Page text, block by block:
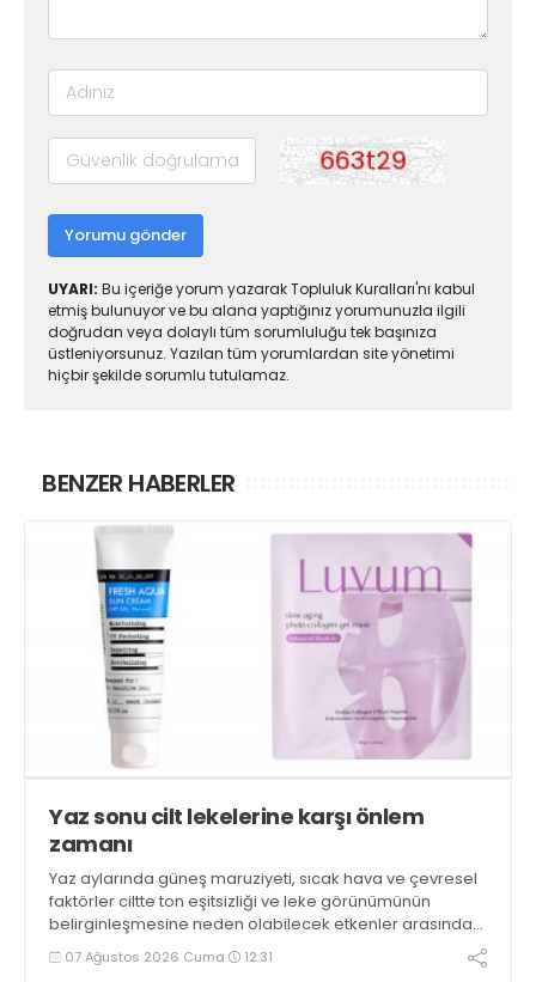
Yorumu gönder
UYARI: Bu içeriğe yorum yazarak Topluluk Kuralları'nı kabul
etmiş bulunuyor ve bu alana yaptığınız yorumunuzla ilgili
doğrudan veya dolaylı tüm sorumluluğu tek başınıza
üstleniyorsunuz. Yazılan tüm yorumlardan site yönetimi
hiçbir şekilde sorumlu tutulamaz.
BENZER HABERLER
Yaz sonu cilt lekelerine karşı önlem
zamanı
Yaz aylarında güneş maruziyeti, sıcak hava ve çevresel
faktörler ciltte ton eşitsizliği ve leke görünümünün
belirginleşmesine neden olabilecek etkenler arasında
yer alıyor
07 Ağustos 2026 Cuma 12:31